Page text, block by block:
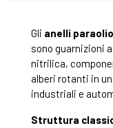
Gli anelli paraolio
sono guarnizioni
nitrilica,
alberi rotanti in
industriali e
Struttura